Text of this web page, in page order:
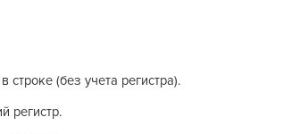
(без учета регистра).
регистр.